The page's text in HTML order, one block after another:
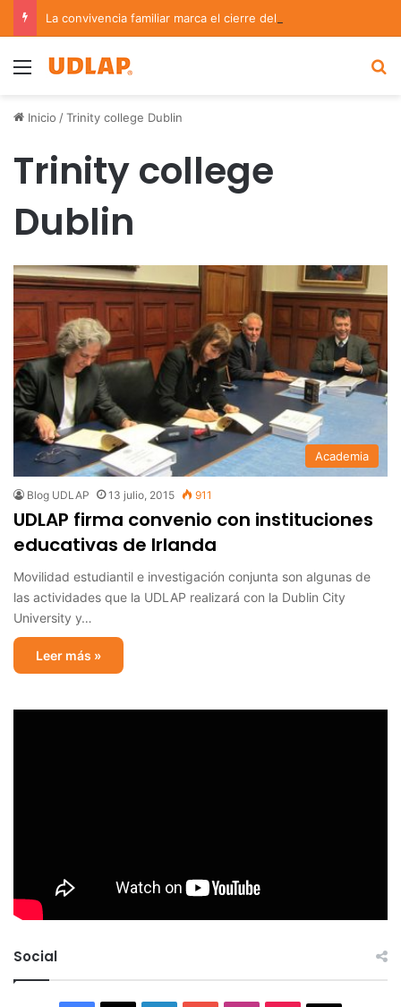
Menu
Inicio /Trinity college Dublin
Trinity college
Dublin
Academia
Blog UDLAP 13 julio, 2015 911
UDLAP firma convenio con instituciones
educativas de Irlanda
Movilidad estudiantil e investigación conjunta son algunas de
las actividades que la UDLAP realizará con la Dublin City
University y…
Leer más »
Social